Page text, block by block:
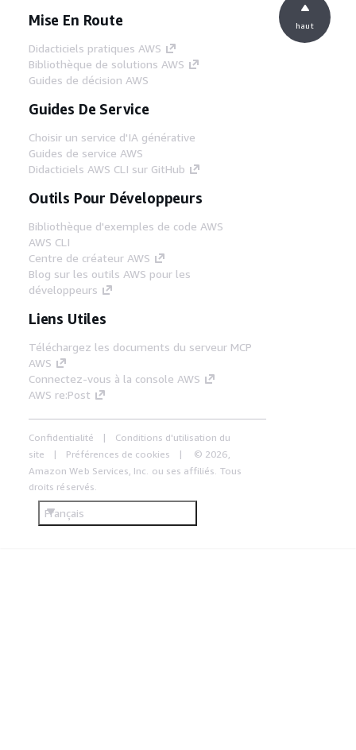
Mise En Route
Didacticiels pratiques AWS
Bibliothèque de solutions AWS
Guides de décision AWS
Guides De Service
Choisir un service d'IA générative
Guides de service AWS
Didacticiels AWS CLI sur GitHub
Outils Pour Développeurs
Bibliothèque d'exemples de code AWS
AWS CLI
Centre de créateur AWS
Blog sur les outils AWS pour les
développeurs
Liens Utiles
Téléchargez les documents du serveur MCP
AWS
Connectez-vous à la console AWS
AWS re:Post
Confidentialité
Conditions d'utilisation du
site
Préférences de cookies
© 2026,
Amazon Web Services, Inc. ou ses affiliés. Tous
droits réservés.
Français
haut